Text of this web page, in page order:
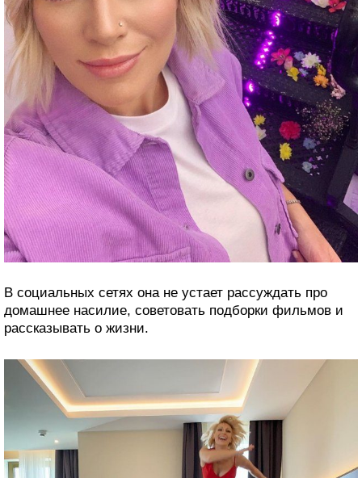
В социальных сетях она не устает рассуждать про
домашнее насилие, советовать подборки фильмов и
рассказывать о жизни.